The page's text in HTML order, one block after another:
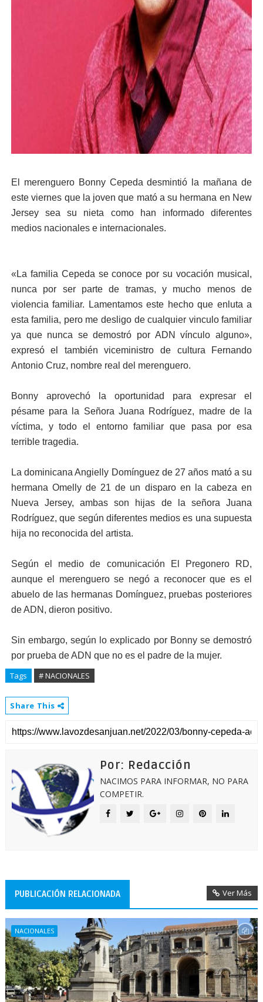
El merenguero Bonny Cepeda desmintió la mañana de
este viernes que la joven que mató a su hermana en New
Jersey sea su nieta como han informado diferentes
medios nacionales e internacionales.
«La familia Cepeda se conoce por su vocación musical,
nunca por ser parte de tramas, y mucho menos de
violencia familiar. Lamentamos este hecho que enluta a
esta familia, pero me desligo de cualquier vinculo familiar
ya que nunca se demostró por ADN vínculo alguno»,
expresó el también viceministro de cultura Fernando
Antonio Cruz, nombre real del merenguero.
Bonny aprovechó la oportunidad para expresar el
pésame para la Señora Juana Rodríguez, madre de la
víctima, y todo el entorno familiar que pasa por esa
terrible tragedia.
La dominicana Angielly Domínguez de 27 años mató a su
hermana Omelly de 21 de un disparo en la cabeza en
Nueva Jersey, ambas son hijas de la señora Juana
Rodríguez, que según diferentes medios es una supuesta
hija no reconocida del artista.
Según el medio de comunicación El Pregonero RD,
aunque el merenguero se negó a reconocer que es el
abuelo de las hermanas Domínguez, pruebas posteriores
de ADN, dieron positivo.
Sin embargo, según lo explicado por Bonny se demostró
por prueba de ADN que no es el padre de la mujer.
Tags # NACIONALES
Share This
Por: Redacción
NACIMOS PARA INFORMAR, NO PARA
COMPETIR.
PUBLICACIÓN RELACIONADA Ver Más
NACIONALES